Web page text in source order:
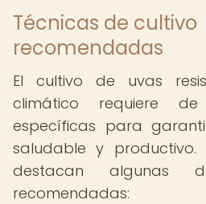
Técnicas de cultivo
recomendadas
El cultivo de uvas
climático requiere
específicas para
saludable y productivo.
destacan algunas
recomendadas: